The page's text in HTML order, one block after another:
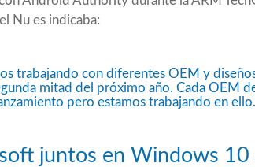
Nu es indicaba:
trabajando con diferentes OEM y
mitad del próximo año. Cada OEM
pero estamos trabajando en ello.
juntos en Windows 10